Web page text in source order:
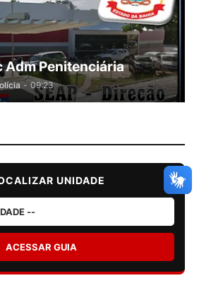
Adm Penitenciária
- 09:23
UNIDADE
ACESSAR GUIA